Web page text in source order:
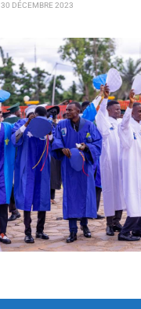
30 DÉCEMBRE 2023